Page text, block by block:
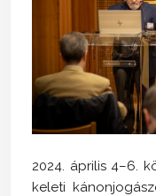
2024. április 4–6.
keleti